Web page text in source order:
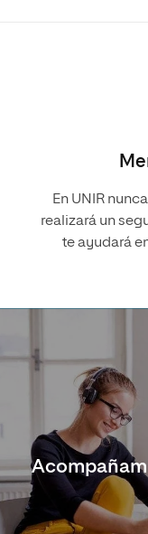
En UNIR
realizará un
te ayudará